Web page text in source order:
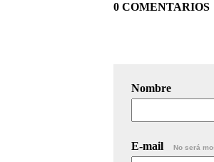
0 COMENTARIOS
Nombre
E-mail No será